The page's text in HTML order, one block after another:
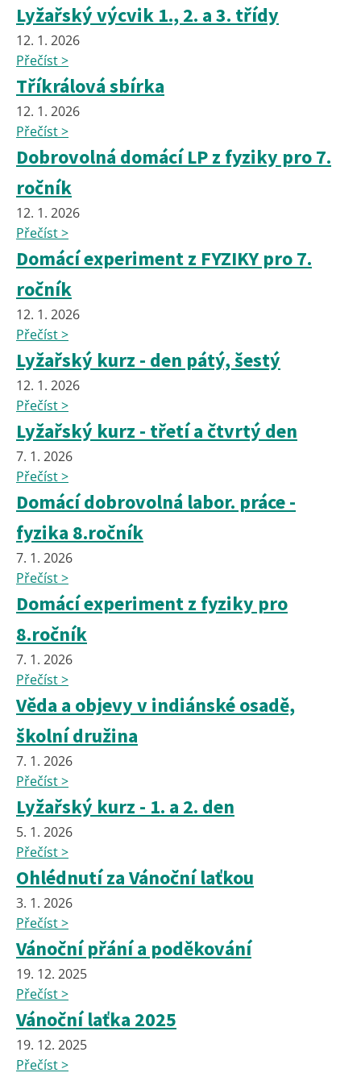
Lyžařský výcvik 1., 2. a 3. třídy
12. 1. 2026
Přečíst >
Tříkrálová sbírka
12. 1. 2026
Přečíst >
Dobrovolná domácí LP z fyziky pro 7.
ročník
12. 1. 2026
Přečíst >
Domácí experiment z FYZIKY pro 7.
ročník
12. 1. 2026
Přečíst >
Lyžařský kurz - den pátý, šestý
12. 1. 2026
Přečíst >
Lyžařský kurz - třetí a čtvrtý den
7. 1. 2026
Přečíst >
Domácí dobrovolná labor. práce -
fyzika 8.ročník
7. 1. 2026
Přečíst >
Domácí experiment z fyziky pro
8.ročník
7. 1. 2026
Přečíst >
Věda a objevy v indiánské osadě,
školní družina
7. 1. 2026
Přečíst >
Lyžařský kurz - 1. a 2. den
5. 1. 2026
Přečíst >
Ohlédnutí za Vánoční laťkou
3. 1. 2026
Přečíst >
Vánoční přání a poděkování
19. 12. 2025
Přečíst >
Vánoční laťka 2025
19. 12. 2025
Přečíst >